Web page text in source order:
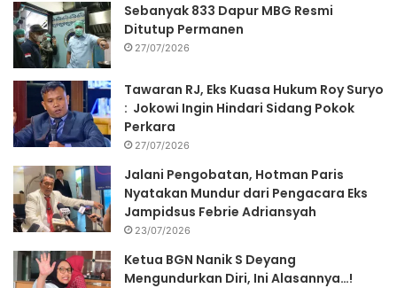
Sebanyak 833 Dapur MBG Resmi
Ditutup Permanen
27/07/2026
Tawaran RJ, Eks Kuasa Hukum Roy Suryo
: Jokowi Ingin Hindari Sidang Pokok
Perkara
27/07/2026
Jalani Pengobatan, Hotman Paris
Nyatakan Mundur dari Pengacara Eks
Jampidsus Febrie Adriansyah
23/07/2026
Ketua BGN Nanik S Deyang
Mengundurkan Diri, Ini Alasannya…!